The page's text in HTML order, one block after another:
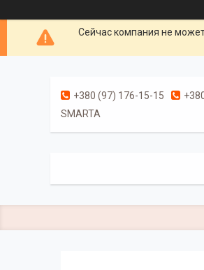
Сейчас компания не
+380 (97) 176-15-15
SMARTA